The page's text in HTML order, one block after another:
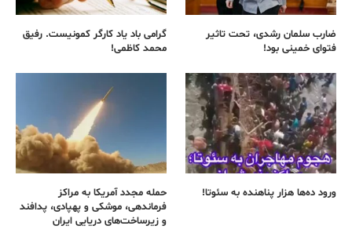
ضارب سلمان رشدی، تحت تاثیر
فتوای خمینی بود!
گرامی باد یاد کارگر کمونیست. رفیق
محمد کاظمی!
ورود ده‌ها هزار پناهنده به سئوتا!
حمله مجدد آمریکا به مراکز
فرماندهی، موشکی و پهپادی، پدافند
و زیرساخت‌های دریایی ایران